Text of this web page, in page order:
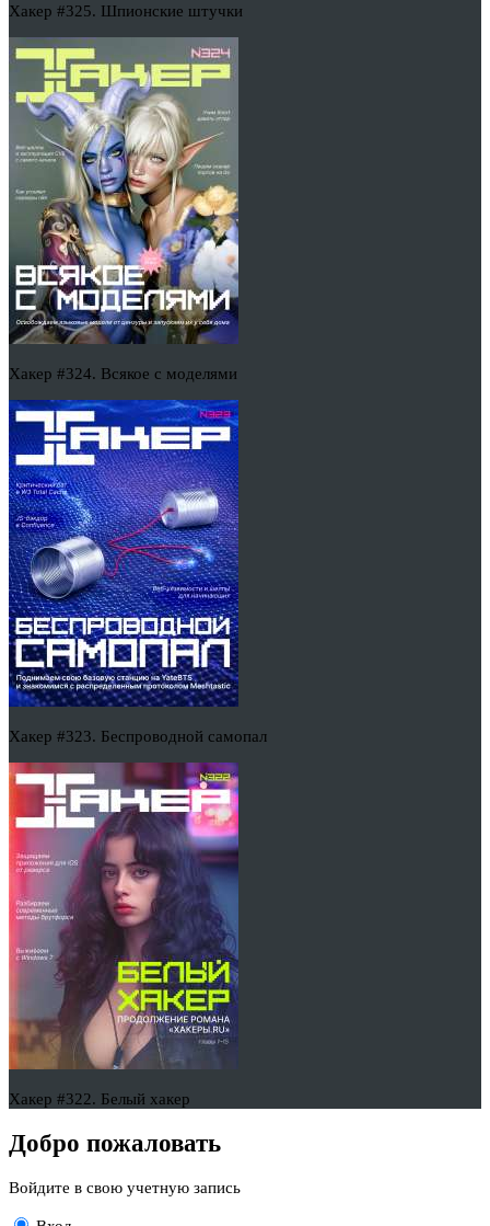
Хакер #325. Шпионские штучки
Хакер #324. Всякое с моделями
Хакер #323. Беспроводной самопал
Хакер #322. Белый хакер
Добро пожаловать
Войдите в свою учетную запись